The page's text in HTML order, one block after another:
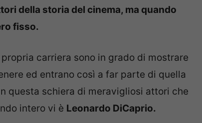
della storia del cinema, ma quando
fisso.
carriera sono in grado di mostrare
ed entrano così a far parte di quella
questa schiera di meravigliosi attori che
intero vi è Leonardo DiCaprio.